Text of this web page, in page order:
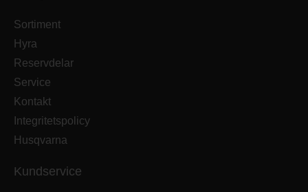
Sortiment
Hyra
Reservdelar
Service
Kontakt
Integritetspolicy
Husqvarna
Kundservice